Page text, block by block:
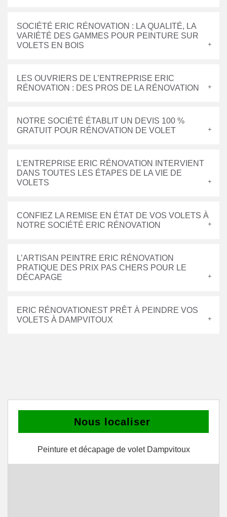
SOCIÉTÉ ERIC RÉNOVATION : LA QUALITÉ, LA
VARIÉTÉ DES GAMMES POUR PEINTURE SUR
VOLETS EN BOIS
LES OUVRIERS DE L’ENTREPRISE ERIC
RÉNOVATION : DES PROS DE LA RÉNOVATION
NOTRE SOCIÉTÉ ÉTABLIT UN DEVIS 100 %
GRATUIT POUR RÉNOVATION DE VOLET
L’ENTREPRISE ERIC RÉNOVATION INTERVIENT
DANS TOUTES LES ÉTAPES DE LA VIE DE
VOLETS
CONFIEZ LA REMISE EN ÉTAT DE VOS VOLETS À
NOTRE SOCIÉTÉ ERIC RÉNOVATION
L’ARTISAN PEINTRE ERIC RÉNOVATION
PRATIQUE DES PRIX PAS CHERS POUR LE
DÉCAPAGE
ERIC RÉNOVATIONEST PRÊT À PEINDRE VOS
VOLETS À DAMPVITOUX
Nous localiser
Peinture et décapage de volet Dampvitoux